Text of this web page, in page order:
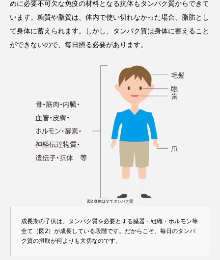
めに必要不可欠な免疫の材料となる抗体もタンパク質からできて
います。糖質や脂質は、体内で使い切れなかった場合、脂肪とし
て身体に蓄えられます。しかし、タンパク質は身体に蓄えること
ができないので、毎日摂る必要があります。
図2 身体は全てタンパク質
成長期の子供は、タンパク質を必要とする臓器・組織・ホルモン等
全て（図2）が成長している段階です。だからこそ、毎日のタンパ
ク質の摂取が何よりも大切なのです。